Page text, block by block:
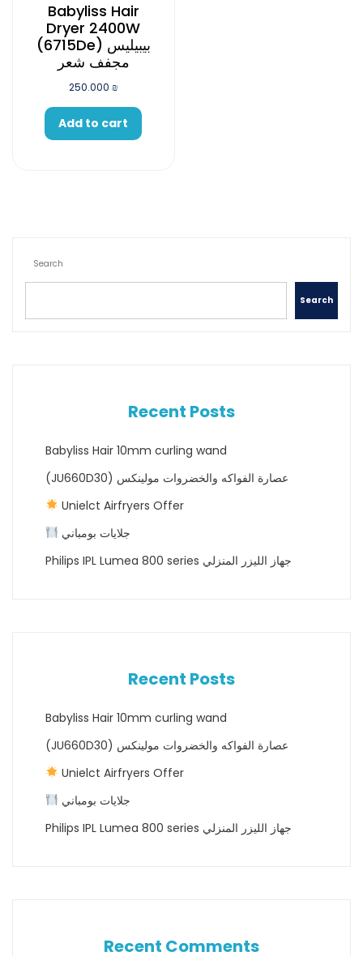
Babyliss Hair
Dryer 2400W
(6715De) بيبيليس
مجفف شعر
250.000₪
Add to cart
Search
Search
Recent Posts
Babyliss Hair 10mm curling wand
(JU660D30) عصارة الفواكه والخضروات مولينكس
Unielct Airfryers Offer
جلايات بومباني
Philips IPL Lumea 800 series جهاز الليزر المنزلي
Recent Posts
Babyliss Hair 10mm curling wand
(JU660D30) عصارة الفواكه والخضروات مولينكس
Unielct Airfryers Offer
جلايات بومباني
Philips IPL Lumea 800 series جهاز الليزر المنزلي
Recent Comments